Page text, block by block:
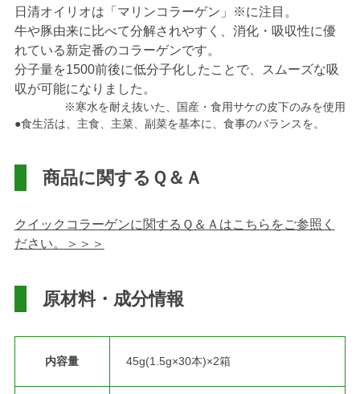
日清オイリオは「マリンコラーゲン」※に注目。
牛や豚由来に比べて分解されやすく、消化・吸収性に優
れている新定番のコラーゲンです。
分子量を1500前後に低分子化したことで、スムーズな吸
収が可能になりました。
※寒水を耐え抜いた、国産・食用サケの皮下のみを使用
●食生活は、主食、主菜、副菜を基本に、食事のバランスを。
商品に関するＱ＆Ａ
クイックコラーゲンに関するＱ＆Ａはこちらをご参照く
ださい。＞＞＞
原材料・成分情報
内容量 45g(1.5g×30本)×2箱